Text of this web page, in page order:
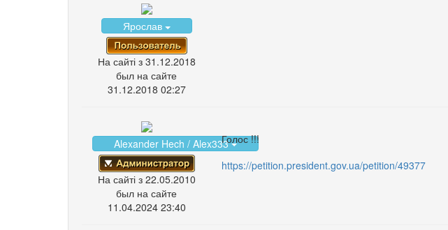
Ярослав
На сайті з 31.12.2018
был на сайте
31.12.2018 02:27
Alexander Hech / Alex333
На сайті з 22.05.2010
был на сайте
11.04.2024 23:40
Голос !!!
https://petition.president.gov.ua/petition/49377